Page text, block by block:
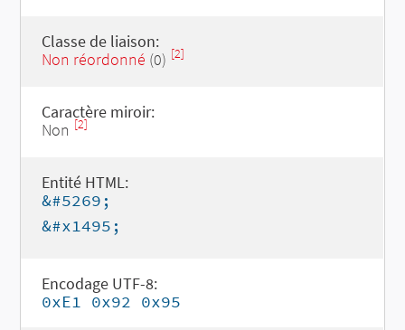
Classe de liaison:
Non réordonné (0) [2]
Caractère miroir:
Non [2]
Entité HTML:
&#5269;
&#x1495;
Encodage UTF-8:
0xE1 0x92 0x95